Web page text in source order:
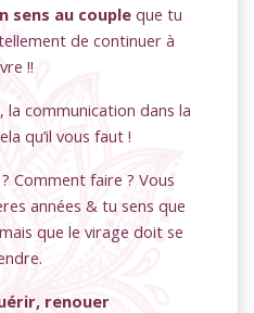
sens au couple que tu
de continuer à
!!
la communication dans la
qu’il vous faut !
Comment faire ? Vous
années & tu sens que
que le virage doit se
renouer